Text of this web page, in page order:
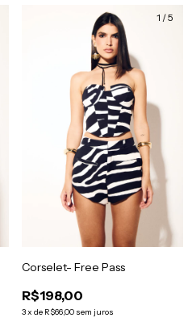
1 /5
Corselet- Free Pass
R$198,00
3x de R$66,00 sem juros